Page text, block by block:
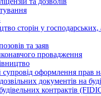
сторін у господарських,
та заяв
провадження
оформлення прав
документів на
контрактів